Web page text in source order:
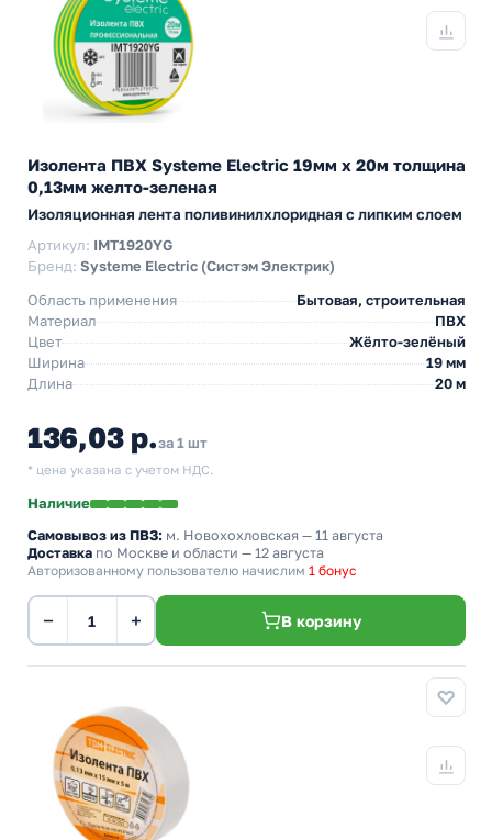
Изолента ПВХ Systeme Electric 19мм х 20м толщина
0,13мм желто-зеленая
Изоляционная лента поливинилхлоридная с липким слоем
Артикул: IMT1920YG
Бренд: Systeme Electric (Систэм Электрик)
Область применения
Бытовая, строительная
Материал
ПВХ
Цвет
Жёлто-зелёный
Ширина
19 мм
Длина
20 м
136,03 р.за 1 шт
* цена указана с учетом НДС.
Наличие
Самовывоз из ПВЗ: м. Новохохловская — 11 августа
Доставка по Москве и области — 12 августа
Авторизованному пользователю начислим 1 бонус
− + В корзину